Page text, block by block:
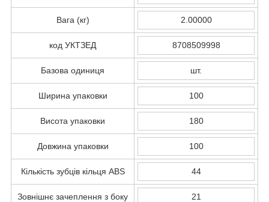
Вага (кг) 2.00000
код УКТЗЕД 8708509998
Базова одиниця шт.
Ширина упаковки 100
Висота упаковки 180
Довжина упаковки 100
Кількість зубців кільця ABS 44
Зовнішнє зачеплення з боку
21